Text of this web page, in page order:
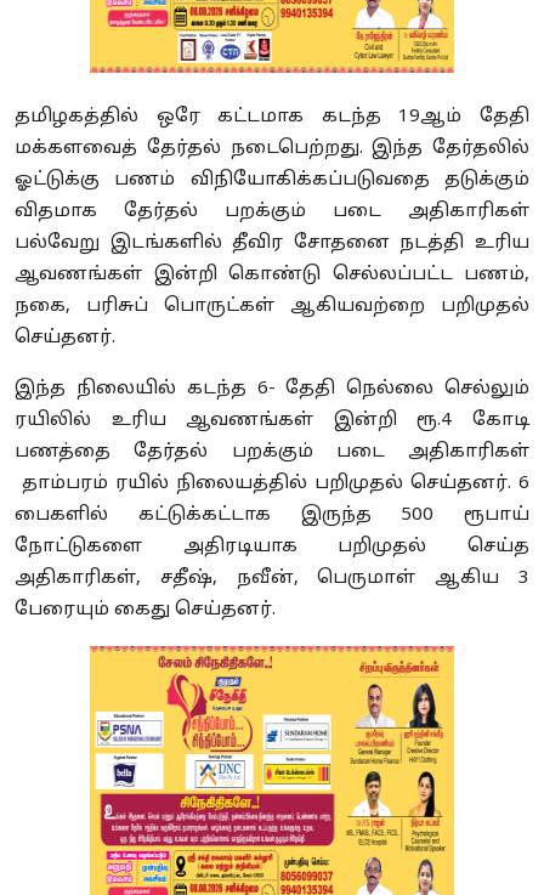
தமிழகத்தில் ஒரே கட்டமாக கடந்த 19ஆம் தேதி
மக்களவைத் தேர்தல் நடைபெற்றது. இந்த தேர்தலில்
ஓட்டுக்கு பணம் விநியோகிக்கப்படுவதை தடுக்கும்
விதமாக தேர்தல் பறக்கும் படை அதிகாரிகள்
பல்வேறு இடங்களில் தீவிர சோதனை நடத்தி உரிய
ஆவணங்கள் இன்றி கொண்டு செல்லப்பட்ட பணம்,
நகை, பரிசுப் பொருட்கள் ஆகியவற்றை பறிமுதல்
செய்தனர்.
இந்த நிலையில் கடந்த 6- தேதி நெல்லை செல்லும்
ரயிலில் உரிய ஆவணங்கள் இன்றி ரூ.4 கோடி
பணத்தை தேர்தல் பறக்கும் படை அதிகாரிகள்
தாம்பரம் ரயில் நிலையத்தில் பறிமுதல் செய்தனர். 6
பைகளில் கட்டுக்கட்டாக இருந்த 500 ரூபாய்
நோட்டுகளை அதிரடியாக பறிமுதல் செய்த
அதிகாரிகள், சதீஷ், நவீன், பெருமாள் ஆகிய 3
பேரையும் கைது செய்தனர்.